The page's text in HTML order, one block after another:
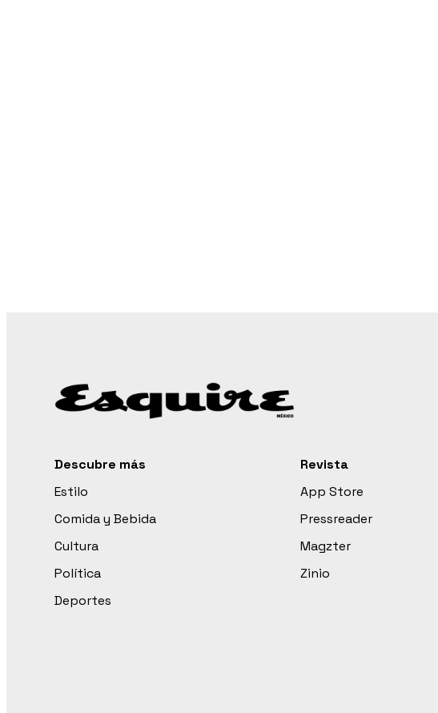
Descubre más
Estilo
Comida y Bebida
Cultura
Política
Deportes
Revista
App Store
Pressreader
Magzter
Zinio